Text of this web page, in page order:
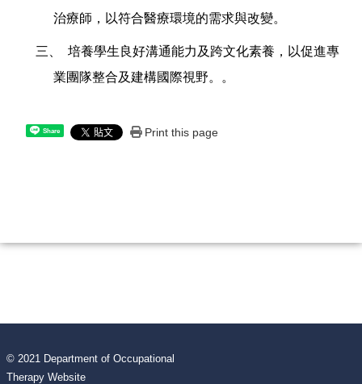
治療師，以符合醫療環境的需求與改變。
三、 培養學生良好溝通能力及跨文化素養，以促進專
業團隊整合及建構國際視野。。
Share Print this page
© 2021 Department of Occupational
Therapy Website